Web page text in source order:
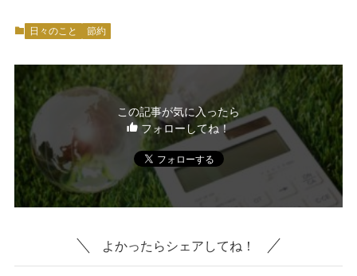
日々のこと 節約
この記事が気に入ったら
フォローしてね！
よかったらシェアしてね！